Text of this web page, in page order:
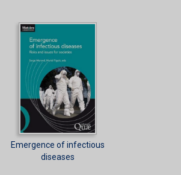
Emergence of infectious
diseases